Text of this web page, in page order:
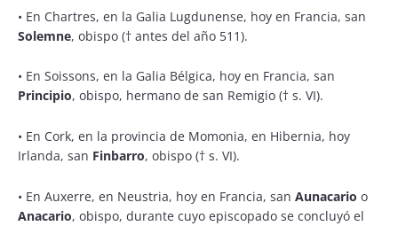
• En Chartres, en la Galia Lugdunense, hoy en Francia, san
Solemne, obispo († antes del año 511).
• En Soissons, en la Galia Bélgica, hoy en Francia, san
Principio, obispo, hermano de san Remigio († s. VI).
• En Cork, en la provincia de Momonia, en Hibernia, hoy
Irlanda, san Finbarro, obispo († s. VI).
• En Auxerre, en Neustria, hoy en Francia, san Aunacario o
Anacario, obispo, durante cuyo episcopado se concluyó el